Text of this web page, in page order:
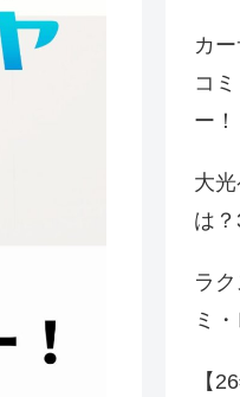
カ
コ
ー！
大
は
ラ
ミ
【